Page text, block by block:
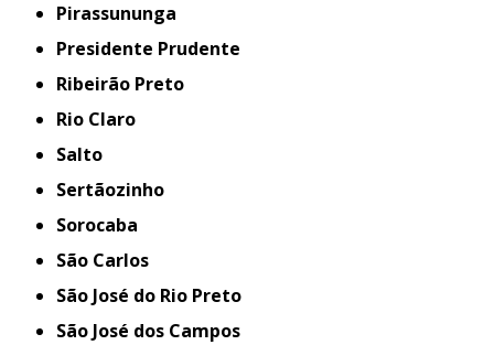
Pirassununga
Presidente Prudente
Ribeirão Preto
Rio Claro
Salto
Sertãozinho
Sorocaba
São Carlos
São José do Rio Preto
São José dos Campos